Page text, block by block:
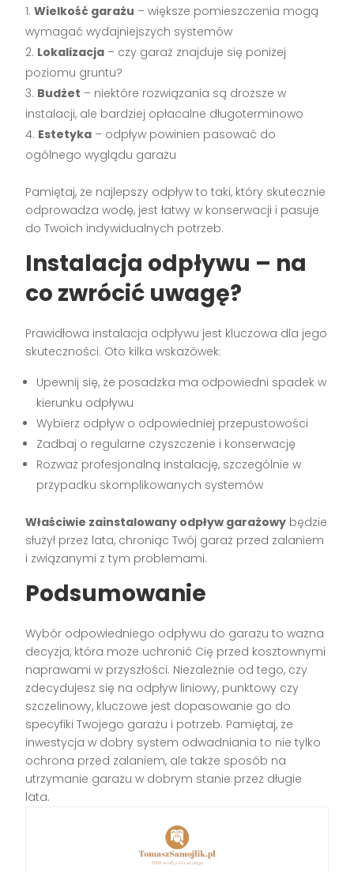
Wielkość garażu – większe pomieszczenia mogą
wymagać wydajniejszych systemów
Lokalizacja – czy garaż znajduje się poniżej
poziomu gruntu?
Budżet – niektóre rozwiązania są droższe w
instalacji, ale bardziej opłacalne długoterminowo
Estetyka – odpływ powinien pasować do
ogólnego wyglądu garażu
Pamiętaj, że najlepszy odpływ to taki, który skutecznie
odprowadza wodę, jest łatwy w konserwacji i pasuje
do Twoich indywidualnych potrzeb.
Instalacja odpływu – na
co zwrócić uwagę?
Prawidłowa instalacja odpływu jest kluczowa dla jego
skuteczności. Oto kilka wskazówek:
Upewnij się, że posadzka ma odpowiedni spadek w
kierunku odpływu
Wybierz odpływ o odpowiedniej przepustowości
Zadbaj o regularne czyszczenie i konserwację
Rozważ profesjonalną instalację, szczególnie w
przypadku skomplikowanych systemów
Właściwie zainstalowany odpływ garażowy będzie
służył przez lata, chroniąc Twój garaż przed zalaniem
i związanymi z tym problemami.
Podsumowanie
Wybór odpowiedniego odpływu do garażu to ważna
decyzja, która może uchronić Cię przed kosztownymi
naprawami w przyszłości. Niezależnie od tego, czy
zdecydujesz się na odpływ liniowy, punktowy czy
szczelinowy, kluczowe jest dopasowanie go do
specyfiki Twojego garażu i potrzeb. Pamiętaj, że
inwestycja w dobry system odwadniania to nie tylko
ochrona przed zalaniem, ale także sposób na
utrzymanie garażu w dobrym stanie przez długie
lata.